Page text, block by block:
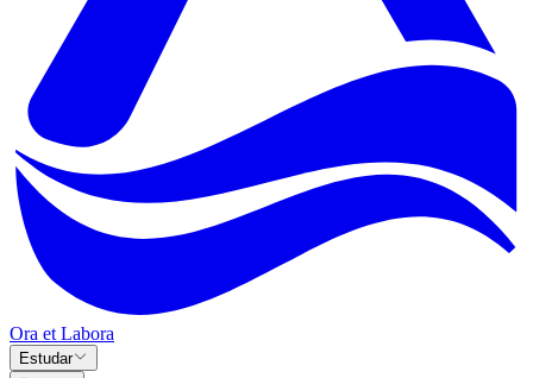
Ora et Labora
Estudar